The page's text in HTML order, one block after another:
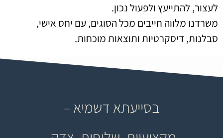
לעצור, להתייעץ ולפעול נכון.
משרדנו מלווה חייבים מכל הסוגים, עם יחס אישי,
סבלנות, דיסקרטיות ותוצאות מוכחות.
בסייעתא דשמיא –